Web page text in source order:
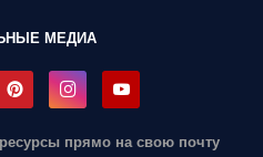
МЕДИА
прямо на свою почту